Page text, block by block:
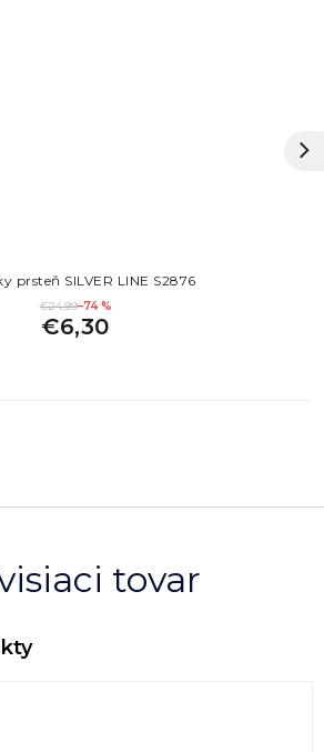
tovar
prsteň SILVER LINE S2876
€24,99–74 %
€6,30